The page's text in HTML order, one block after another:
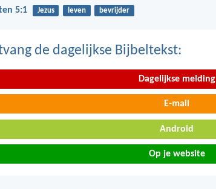
5:1 Jezus leven bevrijder
de dagelijkse Bijbeltekst:
Dagelijkse melding
E-mail
Android
Op je website